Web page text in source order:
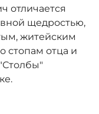
отличается
щедростью,
житейским
стопам отца и